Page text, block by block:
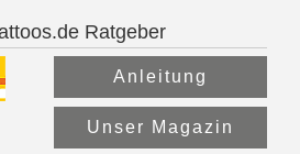
Ratgeber
Anleitung
Unser Magazin